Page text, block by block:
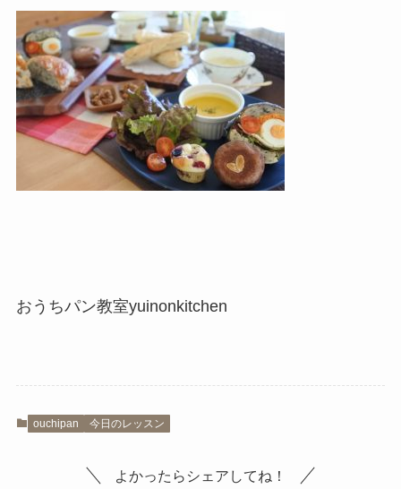
おうちパン教室yuinonkitchen
ouchipan 今日のレッスン
よかったらシェアしてね！